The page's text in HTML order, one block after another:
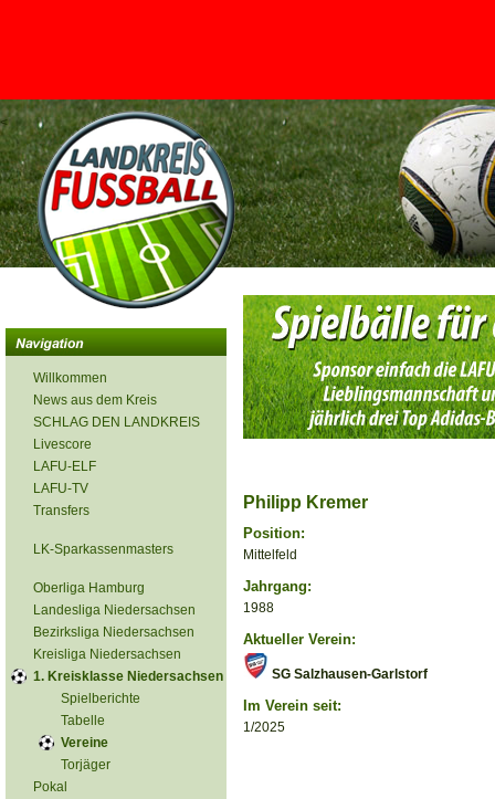
<
Willkommen
News aus dem Kreis
SCHLAG DEN LANDKREIS
Livescore
LAFU-ELF
LAFU-TV
Transfers
LK-Sparkassenmasters
Oberliga Hamburg
Landesliga Niedersachsen
Bezirksliga Niedersachsen
Kreisliga Niedersachsen
1. Kreisklasse Niedersachsen
Spielberichte
Tabelle
Vereine
Torjäger
Pokal
Philipp Kremer
Position:
Mittelfeld
Jahrgang:
1988
Aktueller Verein:
SG Salzhausen-Garlstorf
Im Verein seit:
1/2025